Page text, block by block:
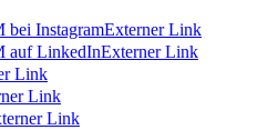
bei InstagramExterner Link
auf LinkedInExterner Link
Link
Link
Link